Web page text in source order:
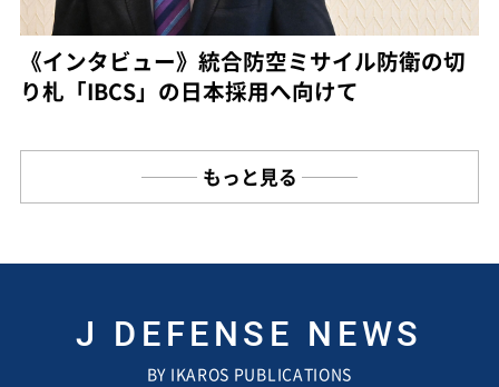
《インタビュー》統合防空ミサイル防衛の切
り札「IBCS」の日本採用へ向けて
もっと見る
J DEFENSE NEWS
BY IKAROS PUBLICATIONS